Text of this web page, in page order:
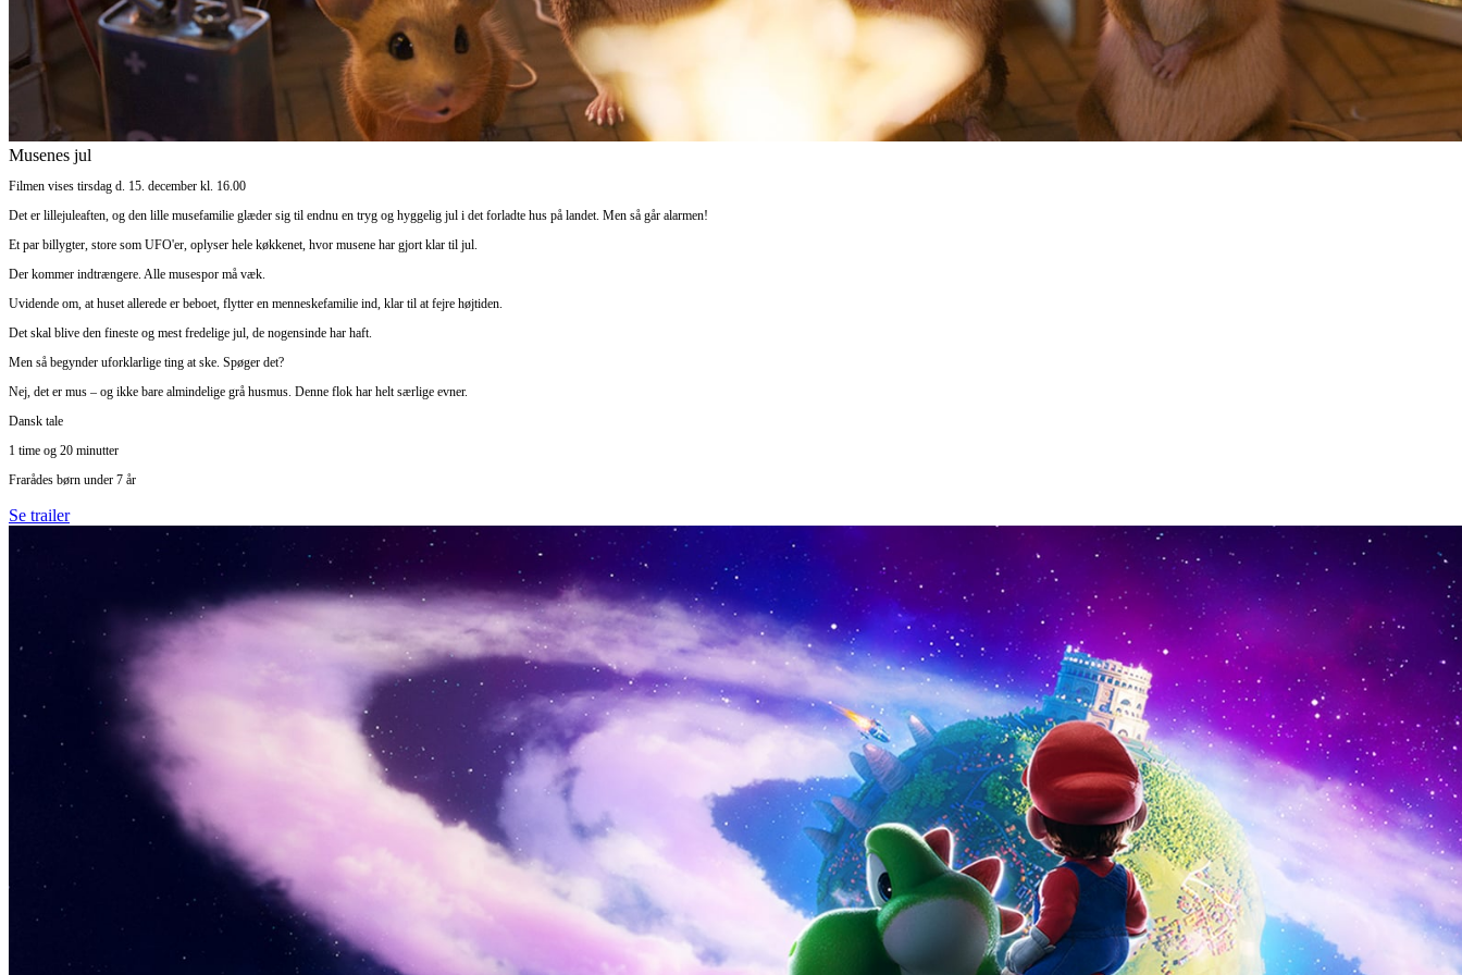
Musenes jul
Filmen vises tirsdag d. 15. december kl. 16.00
Det er lillejuleaften, og den lille musefamilie glæder sig til endnu en tryg og hyggelig jul i det forladte hus på landet. Men så går alarmen!
Et par billygter, store som UFO'er, oplyser hele køkkenet, hvor musene har gjort klar til jul.
Der kommer indtrængere. Alle musespor må væk.
Uvidende om, at huset allerede er beboet, flytter en menneskefamilie ind, klar til at fejre højtiden.
Det skal blive den fineste og mest fredelige jul, de nogensinde har haft.
Men så begynder uforklarlige ting at ske. Spøger det?
Nej, det er mus – og ikke bare almindelige grå husmus. Denne flok har helt særlige evner.
Dansk tale
1 time og 20 minutter
Frarådes børn under 7 år
Se trailer